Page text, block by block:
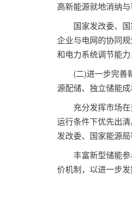
高新能源就地消纳与
国家发改委、国
企业与电网的协同
和电力系统调节能
(二)进一步完善新
源配储、独立储能
充分发挥市场在
运行条件下优先出
发改委、国家能源
丰富新型储能参
价机制，以进一步